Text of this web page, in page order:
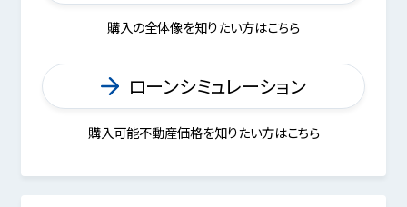
購入の全体像を知りたい方はこちら
ローンシミュレーション
購入可能不動産価格を知りたい方はこちら